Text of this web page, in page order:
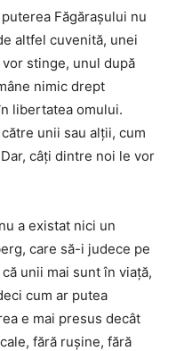
Făgărașului nu
altfel cuvenită, unei
stinge, unul după
nimic drept
libertatea omului.
unii sau alții, cum
câți dintre noi le vor
a existat nici un
care să-i judece pe
unii mai sunt în viață,
cum ar putea
e mai presus decât
fără rușine, fără